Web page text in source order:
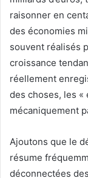
raisonner en
des économies
souvent réalisés
croissance
réellement
des choses, les «
mécaniquement
Ajoutons que le
résume
déconnectées